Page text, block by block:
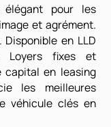
pour les
et agrément.
en LLD
Loyers fixes et
capital en leasing
les meilleures
véhicule clés en